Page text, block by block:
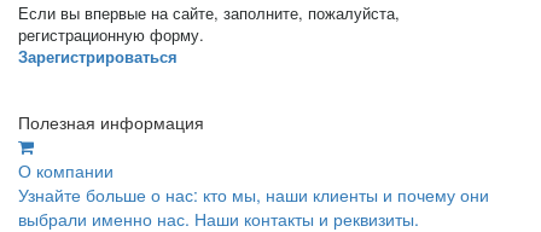
Если вы впервые на сайте, заполните, пожалуйста,
регистрационную форму.
Зарегистрироваться
Полезная информация
О компании
Узнайте больше о нас: кто мы, наши клиенты и почему они
выбрали именно нас. Наши контакты и реквизиты.